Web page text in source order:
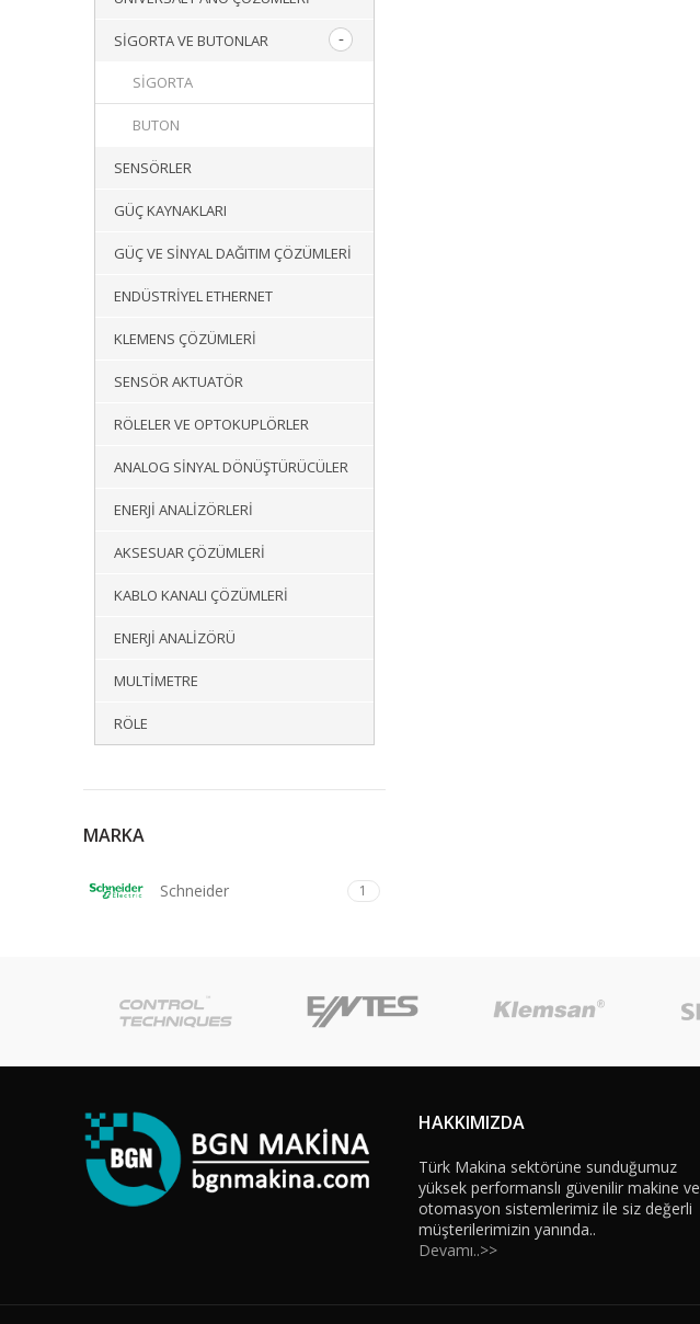
SIGORTA VE BUTONLAR
SIGORTA
BUTON
SENSÖRLER
GÜÇ KAYNAKLARI
GÜÇ VE SINYAL DAĞITIM ÇÖZÜMLERI
ENDÜSTRIYEL ETHERNET
KLEMENS ÇÖZÜMLERI
SENSÖR AKTUATÖR
RÖLELER VE OPTOKUPLÖRLER
ANALOG SINYAL DÖNÜŞTÜRÜCÜLER
ENERJI ANALIZÖRLERI
AKSESUAR ÇÖZÜMLERI
KABLO KANALI ÇÖZÜMLERI
ENERJI ANALIZÖRÜ
MULTIMETRE
RÖLE
MARKA
Schneider 1
HAKKIMIZDA
Türk Makina sektörüne sunduğumuz
yüksek performanslı güvenilir makine ve
otomasyon sistemlerimiz ile siz değerli
müşterilerimizin yanında..
Devamı..>>